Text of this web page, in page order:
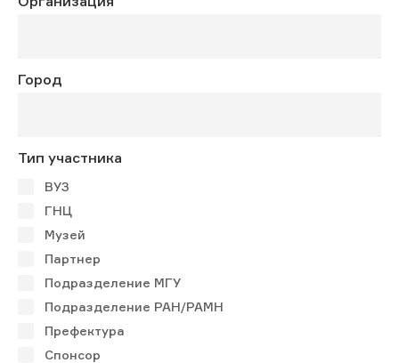
Город
Тип участника
ВУЗ
ГНЦ
Музей
Партнер
Подразделение МГУ
Подразделение РАН/РАМН
Префектура
Спонсор